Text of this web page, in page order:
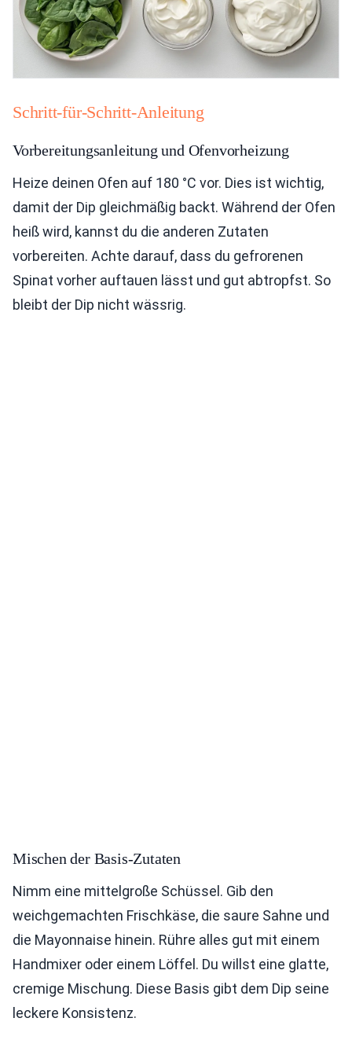
Schritt-für-Schritt-Anleitung
Vorbereitungsanleitung und Ofenvorheizung
Heize deinen Ofen auf 180 °C vor. Dies ist wichtig,
damit der Dip gleichmäßig backt. Während der Ofen
heiß wird, kannst du die anderen Zutaten
vorbereiten. Achte darauf, dass du gefrorenen
Spinat vorher auftauen lässt und gut abtropfst. So
bleibt der Dip nicht wässrig.
Mischen der Basis-Zutaten
Nimm eine mittelgroße Schüssel. Gib den
weichgemachten Frischkäse, die saure Sahne und
die Mayonnaise hinein. Rühre alles gut mit einem
Handmixer oder einem Löffel. Du willst eine glatte,
cremige Mischung. Diese Basis gibt dem Dip seine
leckere Konsistenz.